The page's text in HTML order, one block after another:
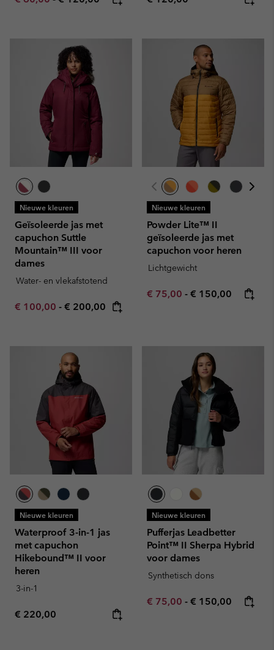
Nieuwe kleuren
Geïsoleerde jas met
capuchon Suttle
Mountain™ III voor
dames
Water- en vlekafstotend
Minimum sale price:
€ 100,00 - Maximum price:
€ 200,00
Nieuwe kleuren
Powder Lite™ II
geïsoleerde jas met
capuchon voor heren
Lichtgewicht
Minimum sale price:
€ 75,00 - Maximum price:
€ 150,00
Nieuwe kleuren
Waterproof 3-in-1 jas
met capuchon
Hikebound™ II voor
heren
3-in-1
Regular price:
€ 220,00
Nieuwe kleuren
Pufferjas Leadbetter
Point™ II Sherpa Hybrid
voor dames
Synthetisch dons
Minimum sale price:
€ 75,00 - Maximum price:
€ 150,00